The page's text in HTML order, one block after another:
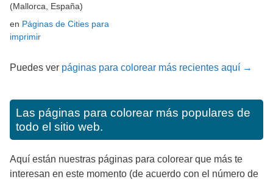
(Mallorca, España)
en Páginas de Cities para
imprimir
Puedes ver páginas para colorear más recientes aquí →
Las páginas para colorear más populares de
todo el sitio web.
Aquí están nuestras páginas para colorear que más te
interesan en este momento (de acuerdo con el número de